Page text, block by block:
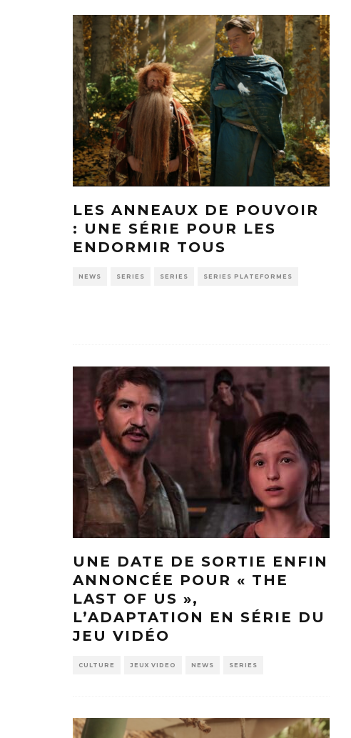
LES ANNEAUX DE POUVOIR
: UNE SÉRIE POUR LES
ENDORMIR TOUS
NEWS SERIES SERIES SERIES PLATEFORMES
UNE DATE DE SORTIE ENFIN
ANNONCÉE POUR « THE
LAST OF US »,
L’ADAPTATION EN SÉRIE DU
JEU VIDÉO
CULTURE JEUX VIDEO NEWS SERIES